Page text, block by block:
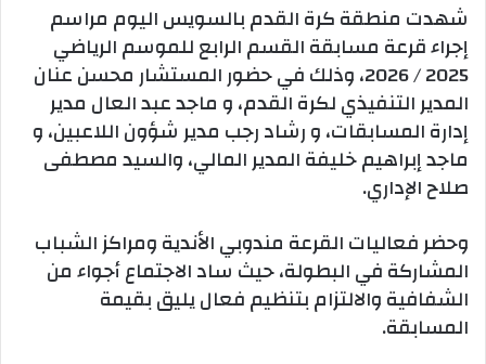
شهدت منطقة كرة القدم بالسويس اليوم مراسم
إجراء قرعة مسابقة القسم الرابع للموسم الرياضي
2025 / 2026، وذلك في حضور المستشار محسن عنان
المدير التنفيذي لكرة القدم، و ماجد عبد العال مدير
إدارة المسابقات، و رشاد رجب مدير شؤون اللاعبين، و
ماجد إبراهيم خليفة المدير المالي، والسيد مصطفى
صلاح الإداري.
وحضر فعاليات القرعة مندوبي الأندية ومراكز الشباب
المشاركة في البطولة، حيث ساد الاجتماع أجواء من
الشفافية والالتزام بتنظيم فعال يليق بقيمة
المسابقة.